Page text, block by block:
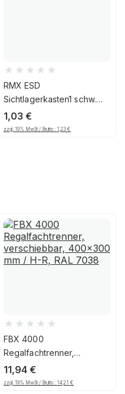
RMX ESD
Sichtlagerkasten1 schw.
LxBxH:100x100x60mm
1,03€
zzgl. 19% MwSt / Brutto :1,23€
FBX 4000
Regalfachtrenner,
verschiebbar, 400x300
mm / H-R, RAL 7038
11,94€
zzgl. 19% MwSt / Brutto :14,21€